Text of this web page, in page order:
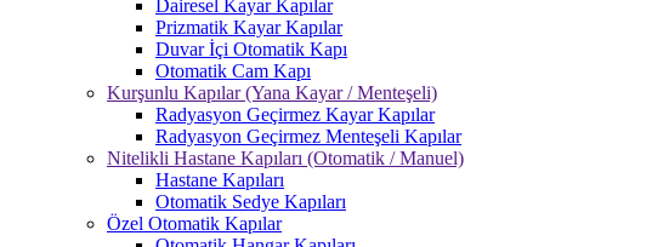
Dairesel Kayar Kapılar
Prizmatik Kayar Kapılar
Duvar İçi Otomatik Kapı
Otomatik Cam Kapı
Kurşunlu Kapılar (Yana Kayar / Menteşeli)
Radyasyon Geçirmez Kayar Kapılar
Radyasyon Geçirmez Menteşeli Kapılar
Nitelikli Hastane Kapıları (Otomatik / Manuel)
Hastane Kapıları
Otomatik Sedye Kapıları
Özel Otomatik Kapılar